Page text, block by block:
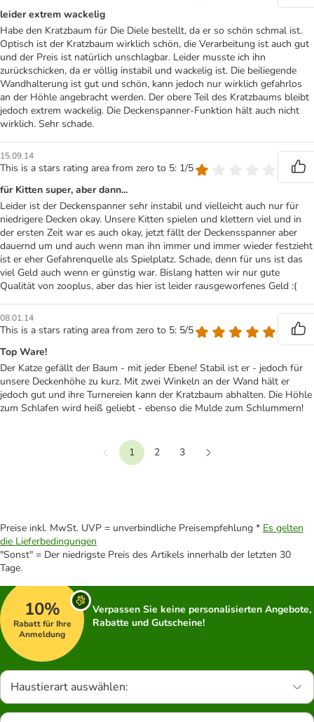
leider extrem wackelig
Habe den Kratzbaum für Die Diele bestellt, da er so schön schmal ist.
Optisch ist der Kratzbaum wirklich schön, die Verarbeitung ist auch gut
und der Preis ist natürlich unschlagbar. Leider musste ich ihn
zurückschicken, da er völlig instabil und wackelig ist. Die beiliegende
Wandhalterung ist gut und schön, kann jedoch nur wirklich gefahrlos
an der Höhle angebracht werden. Der obere Teil des Kratzbaums bleibt
jedoch extrem wackelig. Die Deckenspanner-Funktion hält auch nicht
wirklich. Sehr schade.
15.09.14
This is a stars rating area from zero to 5: 1/5
für Kitten super, aber dann...
Leider ist der Deckenspanner sehr instabil und vielleicht auch nur für
niedrigere Decken okay. Unsere Kitten spielen und klettern viel und in
der ersten Zeit war es auch okay, jetzt fällt der Deckensspanner aber
dauernd um und auch wenn man ihn immer und immer wieder festzieht
ist er eher Gefahrenquelle als Spielplatz. Schade, denn für uns ist das
viel Geld auch wenn er günstig war. Bislang hatten wir nur gute
Qualität von zooplus, aber das hier ist leider rausgeworfenes Geld :(
08.01.14
This is a stars rating area from zero to 5: 5/5
Top Ware!
Der Katze gefällt der Baum - mit jeder Ebene! Stabil ist er - jedoch für
unsere Deckenhöhe zu kurz. Mit zwei Winkeln an der Wand hält er
jedoch gut und ihre Turnereien kann der Kratzbaum abhalten. Die Höhle
zum Schlafen wird heiß geliebt - ebenso die Mulde zum Schlummern!
Vorherige
1 2
3
Preise inkl. MwSt. UVP = unverbindliche Preisempfehlung * Es gelten
die Lieferbedingungen
"Sonst" = Der niedrigste Preis des Artikels innerhalb der letzten 30
Tage.
10%
Rabatt für Ihre
Anmeldung
Verpassen Sie keine personalisierten Angebote,
Rabatte und Gutscheine!
Haustierart auswählen: